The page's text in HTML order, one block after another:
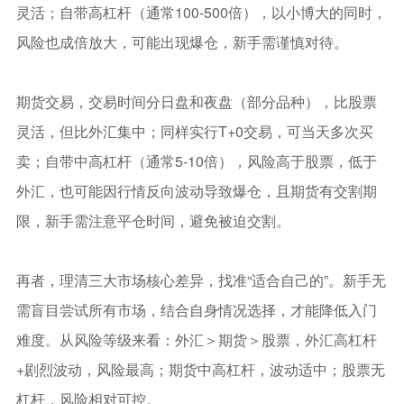
灵活；自带高杠杆（通常100-500倍），以小博大的同时，
风险也成倍放大，可能出现爆仓，新手需谨慎对待。
期货交易，交易时间分日盘和夜盘（部分品种），比股票
灵活，但比外汇集中；同样实行T+0交易，可当天多次买
卖；自带中高杠杆（通常5-10倍），风险高于股票，低于
外汇，也可能因行情反向波动导致爆仓，且期货有交割期
限，新手需注意平仓时间，避免被迫交割。
再者，理清三大市场核心差异，找准“适合自己的”。新手无
需盲目尝试所有市场，结合自身情况选择，才能降低入门
难度。从风险等级来看：外汇＞期货＞股票，外汇高杠杆
+剧烈波动，风险最高；期货中高杠杆，波动适中；股票无
杠杆，风险相对可控。